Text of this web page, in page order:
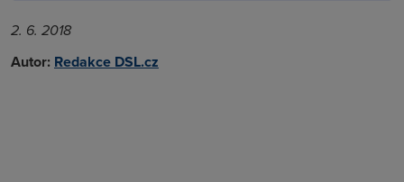
2. 6. 2018
Autor: Redakce DSL.cz